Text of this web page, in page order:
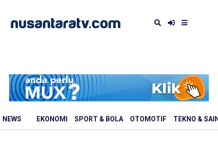
NEWS EKONOMI SPORT & BOLA OTOMOTIF TEKNO &